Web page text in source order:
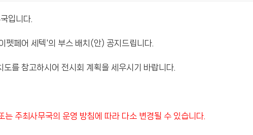
입니다.
페어 세텍'의 부스 배치(안) 공지드립니다.
를 참고하시어 전시회 계획을 세우시기 바랍니다.
주최사무국의 운영 방침에 따라 다소 변경될 수 있습니다.